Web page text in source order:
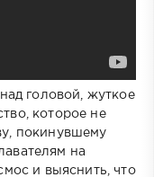
головой, жуткое
которое не
покинувшему
на
и выяснить, что